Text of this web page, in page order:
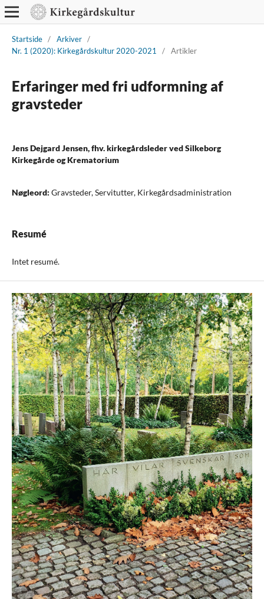
Startside / Arkiver /
Nr. 1 (2020): Kirkegårdskultur 2020-2021
/ Artikler
Erfaringer med fri udformning af
gravsteder
Jens Dejgard Jensen, fhv. kirkegårdsleder ved Silkeborg
Kirkegårde og Krematorium
Nøgleord: Gravsteder, Servitutter, Kirkegårdsadministration
Resumé
Intet resumé.